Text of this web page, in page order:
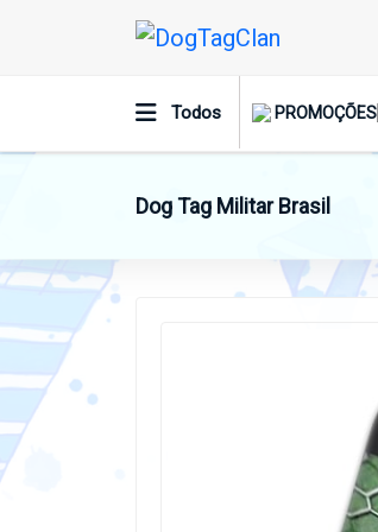
Todos PROMOÇÕES
Dog Tag Militar Brasil